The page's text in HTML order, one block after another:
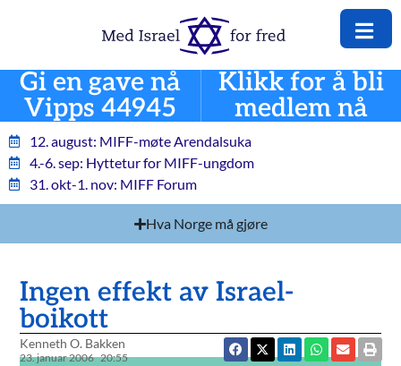
Gi en gave nå
Vipps 44945
Klikk for å bli
medlem nå
12. august: MIFF-møte Arendalsuka
4.-6. sep: Hyttetur for MIFF-ungdom
31. okt-1. nov: MIFF Forum
Hva Norge må gjøre
Ingen effekt av Israel-
boikott
Kenneth O. Bakken
23. januar 2006 20:55